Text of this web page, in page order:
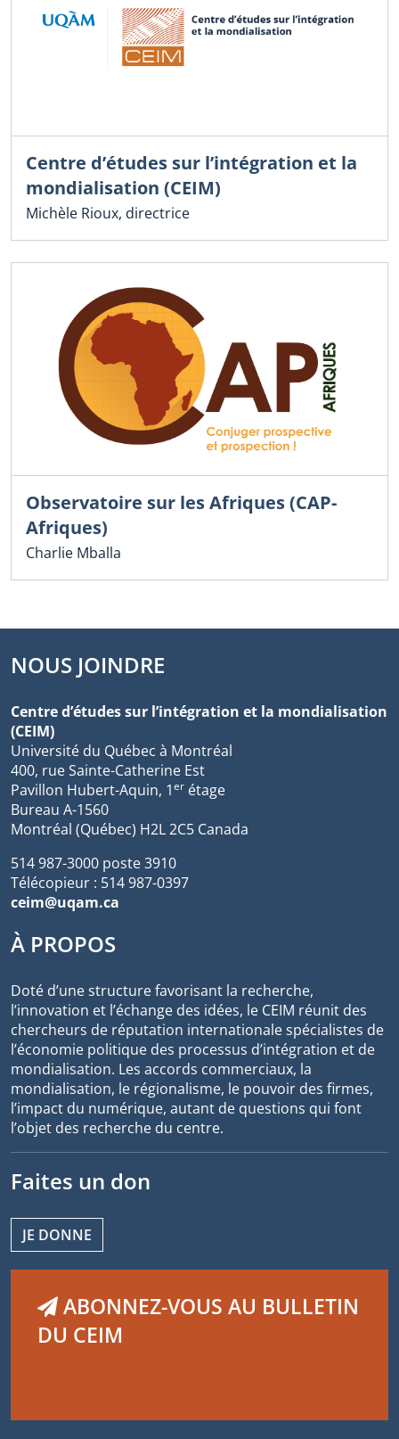
Centre d’études sur l’intégration et la
mondialisation (CEIM)
Michèle Rioux, directrice
Observatoire sur les Afriques (CAP-
Afriques)
Charlie Mballa
NOUS JOINDRE
Centre d’études sur l’intégration et la mondialisation
(CEIM)
Université du Québec à Montréal
400, rue Sainte-Catherine Est
Pavillon Hubert-Aquin, 1er étage
Bureau A-1560
Montréal (Québec) H2L 2C5 Canada
514 987-3000 poste 3910
Télécopieur : 514 987-0397
ceim@uqam.ca
À PROPOS
Doté d’une structure favorisant la recherche,
l’innovation et l’échange des idées, le CEIM réunit des
chercheurs de réputation internationale spécialistes de
l’économie politique des processus d’intégration et de
mondialisation. Les accords commerciaux, la
mondialisation, le régionalisme, le pouvoir des firmes,
l’impact du numérique, autant de questions qui font
l’objet des recherche du centre.
Faites un don
JE DONNE
ABONNEZ-VOUS AU BULLETIN
DU CEIM